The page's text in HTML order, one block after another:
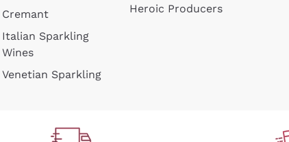
Cremant
Italian Sparkling
Wines
Venetian Sparkling
Heroic Producers